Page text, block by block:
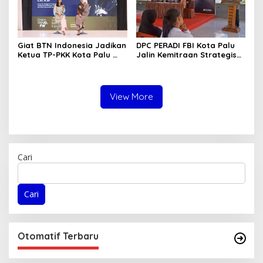
Giat BTN Indonesia Jadikan
Ketua TP-PKK Kota Palu
DPC PERADI FBI Kota Palu
Jalin Kemitraan Strategis
View More
Cari
Cari
Otomatif Terbaru